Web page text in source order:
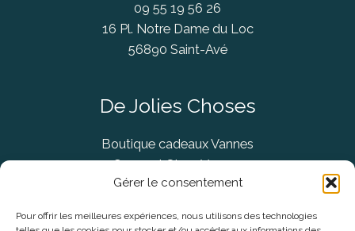
Gérer le consentement
Pour offrir les meilleures expériences, nous utilisons des technologies
09 55 19 56 26
16 Pl. Notre Dame du Loc
56890 Saint-Avé
De Jolies Choses
Boutique cadeaux Vannes
Concept Store Vannes